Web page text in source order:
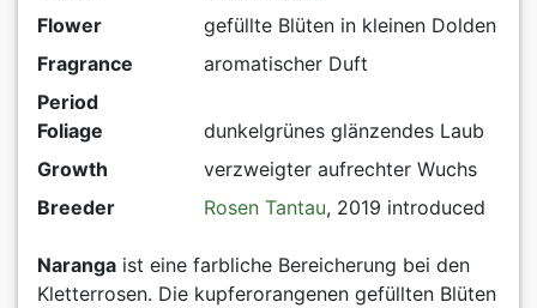
Flower
gefüllte Blüten in kleinen Dolden
Fragrance
aromatischer Duft
Period
Foliage
dunkelgrünes glänzendes Laub
Growth
verzweigter aufrechter Wuchs
Breeder
Rosen Tantau, 2019 introduced
Naranga ist eine farbliche Bereicherung bei den
Kletterrosen. Die kupferorangenen gefüllten Blüten